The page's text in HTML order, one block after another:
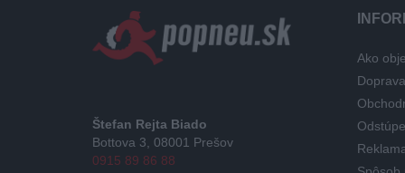
Štefan Rejta Biado
Bottova 3, 08001 Prešov
0915 89 86 88
Ako
Doprava